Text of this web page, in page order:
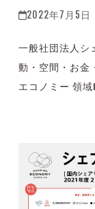
2022年7月5日
一般社団法人シ
動・空間・お金
エコノミー 領域